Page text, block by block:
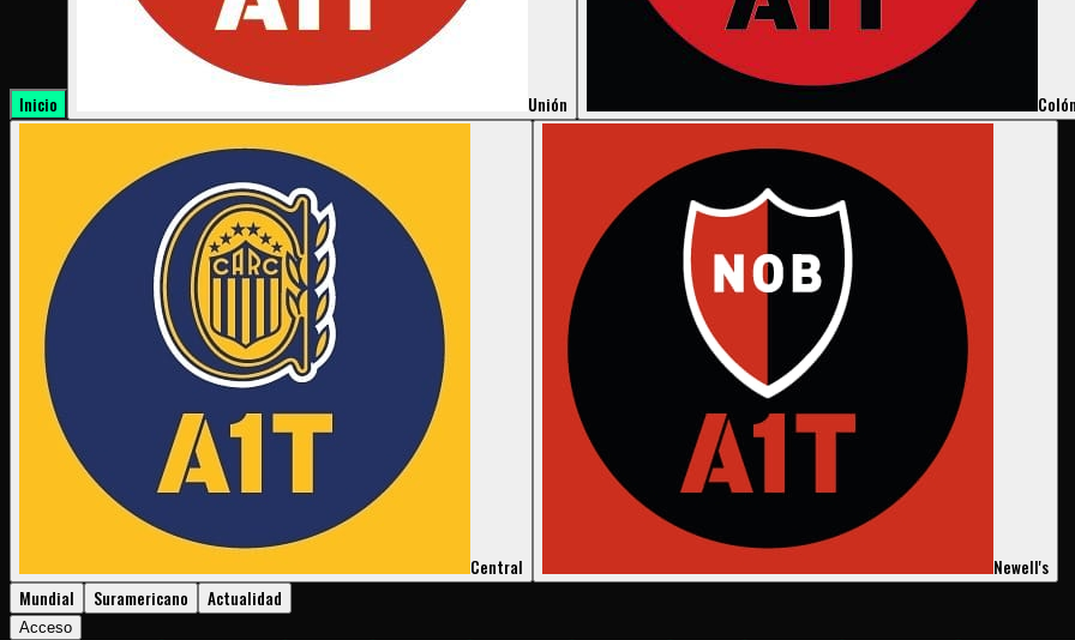
Inicio Unión
Central
Newell's
Mundial
Suramericano Actualidad
Acceso